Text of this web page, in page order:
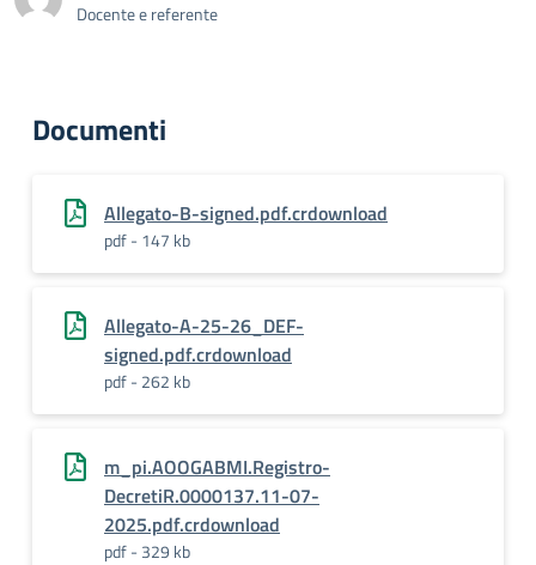
Docente e referente
Documenti
Allegato-B-signed.pdf.crdownload
pdf - 147 kb
Allegato-A-25-26_DEF-
signed.pdf.crdownload
pdf - 262 kb
m_pi.AOOGABMI.Registro-
DecretiR.0000137.11-07-
2025.pdf.crdownload
pdf - 329 kb